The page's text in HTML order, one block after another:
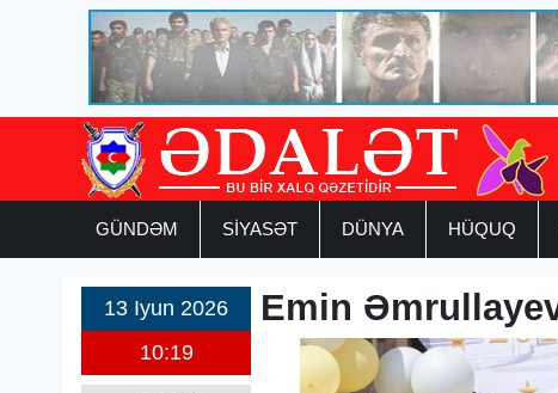
GÜNDƏM SİYASƏT DÜNYA HÜQUQ
13 Iyun 2026
10:19
Emin